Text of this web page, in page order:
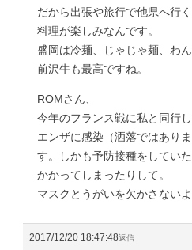
だから出張や旅行で他県へ行
料理が楽しみなんです。
盛岡は冷麺、じゃじゃ麺、わ
前沢牛も最高ですね。
ROMさん、
今年のフランス戦に私と同行
エンザに感染（洒落ではあり
す。しかも予防接種をしてい
かかってしまったりして。
マスクとうがいを欠かさないよ
2017/12/20 18:47:48返信